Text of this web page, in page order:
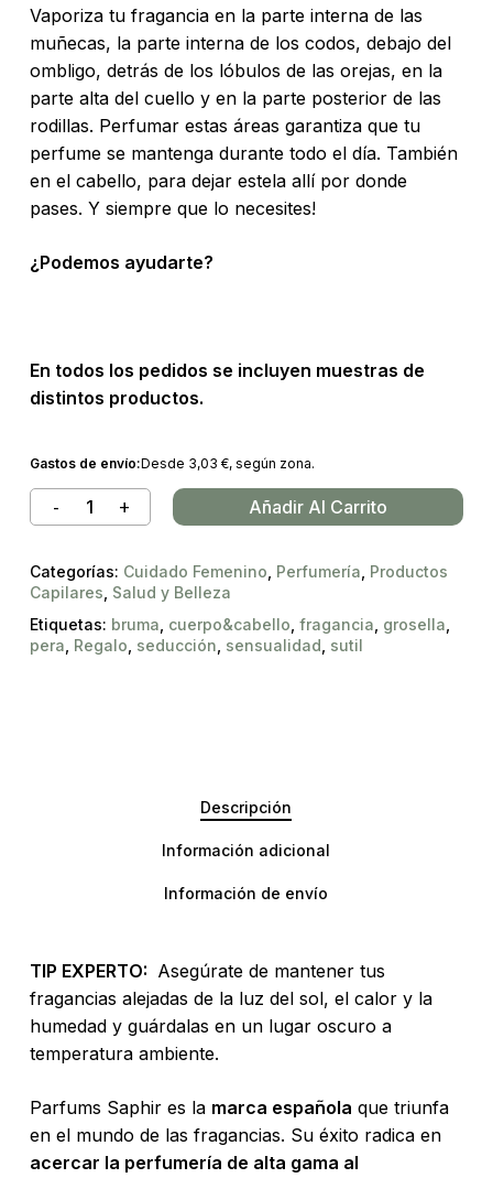
Vaporiza tu fragancia en la parte interna de las
muñecas, la parte interna de los codos, debajo del
ombligo, detrás de los lóbulos de las orejas, en la
parte alta del cuello y en la parte posterior de las
rodillas. Perfumar estas áreas garantiza que tu
perfume se mantenga durante todo el día. También
en el cabello, para dejar estela allí por donde
pases. Y siempre que lo necesites!
¿Podemos ayudarte?
En todos los pedidos se incluyen muestras de
distintos productos.
Gastos de envío:Desde 3,03 €, según zona.
Añadir Al Carrito
Categorías: Cuidado Femenino Perfumería Productos
Capilares Salud y Belleza
Etiquetas: bruma cuerpo&cabello fragancia grosella
pera Regalo seducción sensualidad sutil
Descripción
Información adicional
Información de envío
TIP EXPERTO: Asegúrate de mantener tus
fragancias alejadas de la luz del sol, el calor y la
humedad y guárdalas en un lugar oscuro a
temperatura ambiente.
Parfums Saphir es la marca española que triunfa
en el mundo de las fragancias. Su éxito radica en
acercar la perfumería de alta gama al